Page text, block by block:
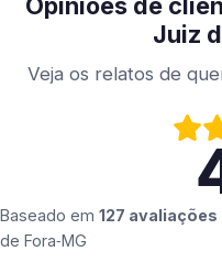
Juiz
Veja os relatos de
Baseado em 127 avaliações
de Fora‑MG